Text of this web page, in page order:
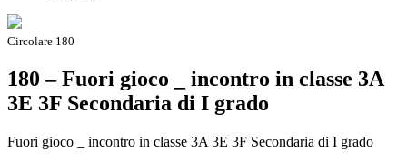
Circolare 180
180 – Fuori gioco _ incontro in classe 3A
3E 3F Secondaria di I grado
Fuori gioco _ incontro in classe 3A 3E 3F Secondaria di I grado